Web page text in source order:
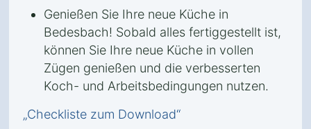
Genießen Sie Ihre neue Küche in
Bedesbach! Sobald alles fertiggestellt ist,
können Sie Ihre neue Küche in vollen
Zügen genießen und die verbesserten
Koch- und Arbeitsbedingungen nutzen.
„Checkliste zum Download“